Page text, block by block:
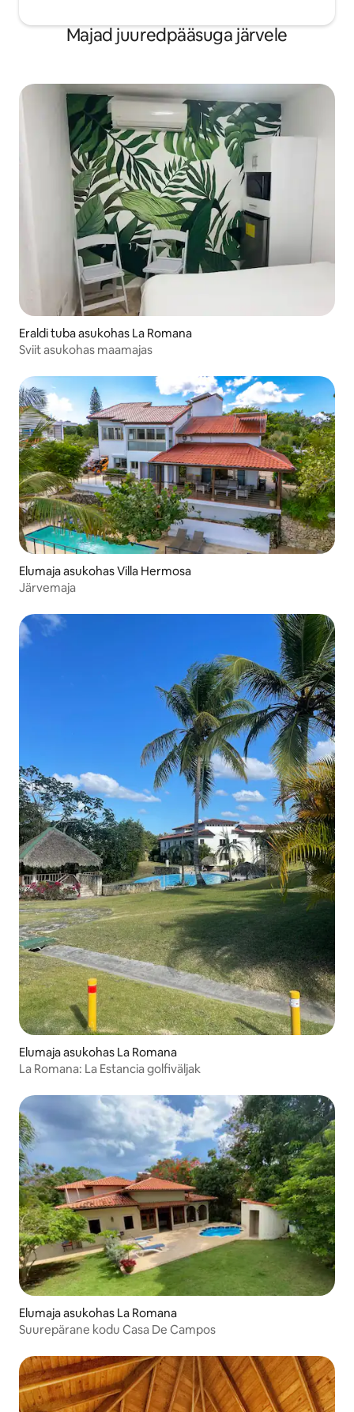
Majad juuredpääsuga järvele
Eraldi tuba asukohas La Romana
Sviit asukohas maamajas
Elumaja asukohas Villa Hermosa
Järvemaja
Elumaja asukohas La Romana
La Romana: La Estancia golfiväljak
Elumaja asukohas La Romana
Suurepärane kodu Casa De Campos